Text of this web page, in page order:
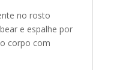
no rosto
e espalhe por
corpo com